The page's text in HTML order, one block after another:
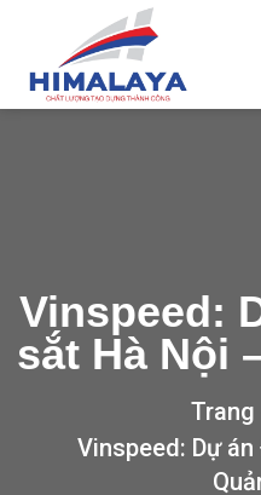
Vinspeed:
sắt Hà Nội
Vinspeed: Dự